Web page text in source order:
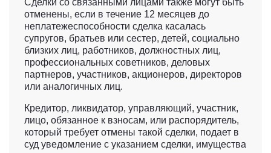
Сделки со связанными лицами также могут быть
отменены, если в течение 12 месяцев до
неплатежеспособности сделка касалась
супругов, братьев или сестер, детей, социально
близких лиц, работников, должностных лиц,
профессиональных советников, деловых
партнеров, участников, акционеров, директоров
или аналогичных лиц.
Кредитор, ликвидатор, управляющий, участник,
лицо, обязанное к взносам, или распорядитель,
который требует отмены такой сделки, подает в
суд уведомление с указанием сделки, имущества